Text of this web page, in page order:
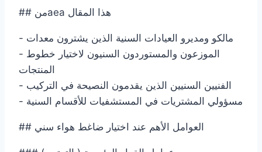
## منaea هذا المقال
- مالكو ومديرو العيادات السنية الذين يشترون معدات
- الموزعون والمستوردون السنيون لاختيار خطوط
المنتجات
- الفنيين السنيين الذين يقدمون النصيحة في التركيب
- مسؤولي المشتريات في المستشفيات للأقسام السنية
## العوامل الأهم عند اختيار ضاغط هواء سني